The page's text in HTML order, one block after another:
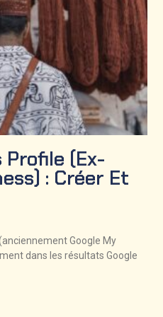
Profile (ex-
: Créer Et
Google My
dans les résultats Google